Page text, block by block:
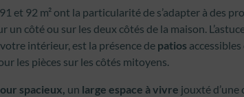
et 92 m² ont la particularité de s’adapter à des
un côté ou sur les deux côtés de la maison.
intérieur, est la présence de patios
les pièces sur les côtés mitoyens.
spacieux, un large espace à vivre jouxté